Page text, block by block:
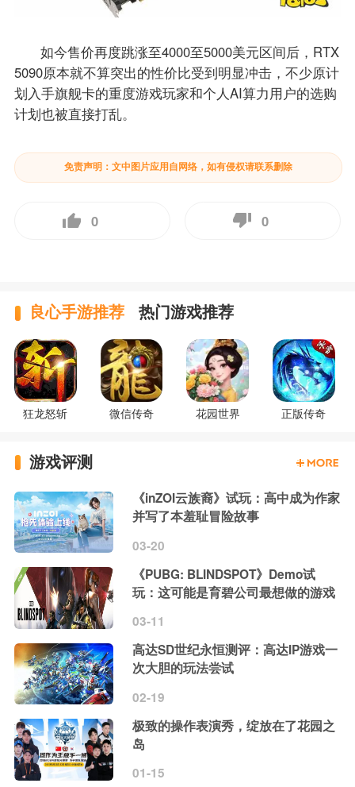
如今售价再度跳涨至4000至5000美元区间后，RTX
5090原本就不算突出的性价比受到明显冲击，不少原计
划入手旗舰卡的重度游戏玩家和个人AI算力用户的选购
计划也被直接打乱。
免责声明：文中图片应用自网络，如有侵权请联系删除
0 0
良心手游推荐 热门游戏推荐
狂龙怒斩 微信传奇 花园世界 正版传奇
游戏评测
《inZOI云族裔》试玩：高中成为作家
并写了本羞耻冒险故事
03-20
《PUBG: BLINDSPOT》Demo试
玩：这可能是育碧公司最想做的游戏
03-11
高达SD世纪永恒测评：高达IP游戏一
次大胆的玩法尝试
02-19
极致的操作表演秀，绽放在了花园之
岛
01-15